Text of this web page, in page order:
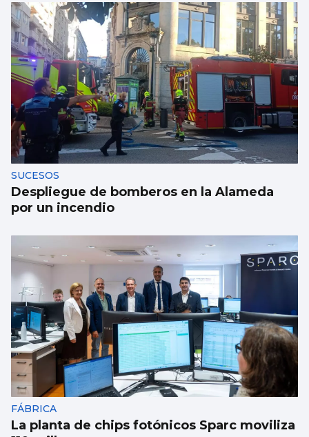
SUCESOS
Despliegue de bomberos en la Alameda
por un incendio
FÁBRICA
La planta de chips fotónicos Sparc moviliza